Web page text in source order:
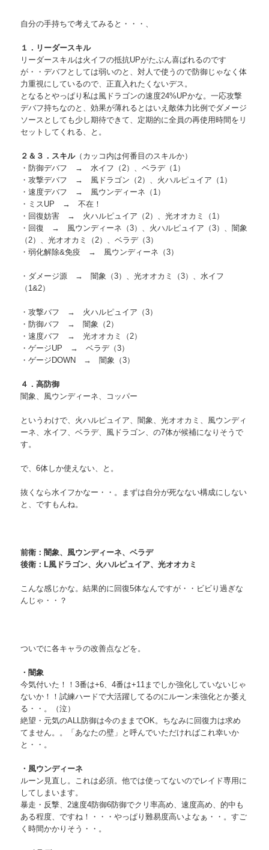
自分の手持ちで考えてみると・・・、
１．リーダースキル
リーダースキルは火イフの抵抗UPがたぶん喜ばれるのです
が・・デバフとしては弱いのと、対人で使うので防御じゃなく体
力重視にしているので、正直入れたくないデス。
となるとやっぱり私は風ドラゴンの速度24%UPかな。一応攻撃
デバフ持ちなのと、効果が薄れるとはいえ敵体力比例でダメージ
ソースとしても少し期待できて、定期的に全員の再使用時間をリ
セットしてくれる、と。
２＆３．スキル（カッコ内は何番目のスキルか）
・防御デバフ → 水イフ（2）、ベラデ（1）
・攻撃デバフ → 風ドラゴン（2）、火ハルピュイア（1）
・速度デバフ → 風ウンディーネ（1）
・ミスUP → 不在！
・回復妨害 → 火ハルピュイア（2）、光オオカミ（1）
・回復 → 風ウンディーネ（3）、火ハルピュイア（3）、闇象
（2）、光オオカミ（2）、ベラデ（3）
・弱化解除&免疫 → 風ウンディーネ（3）
・ダメージ源 → 闇象（3）、光オオカミ（3）、水イフ
（1&2）
・攻撃バフ → 火ハルピュイア（3）
・防御バフ → 闇象（2）
・速度バフ → 光オオカミ（2）
・ゲージUP → ベラデ（3）
・ゲージDOWN → 闇象（3）
４．高防御
闇象、風ウンディーネ、コッパー
というわけで、火ハルピュイア、闇象、光オオカミ、風ウンディ
ーネ、水イフ、ベラデ、風ドラゴン、の7体が候補になりそうで
す。
で、6体しか使えない、と。
抜くなら水イフかなー・・。まずは自分が死なない構成にしない
と、ですもんね。
前衛：闇象、風ウンディーネ、ベラデ
後衛：L風ドラゴン、火ハルピュイア、光オオカミ
こんな感じかな。結果的に回復5体なんですが・・ビビり過ぎな
んじゃ・・？
ついでに各キャラの改善点などを。
・闇象
今気付いた！！3番は+6、4番は+11までしか強化していないじゃ
ないか！！試練ハードで大活躍してるのにルーン未強化とか萎え
る・・。（泣）
絶望・元気のALL防御は今のままでOK。ちなみに回復力は求め
てません。。「あなたの壁」と呼んでいただければこれ幸いか
と・・。
・風ウンディーネ
ルーン見直し。これは必須。他では使ってないのでレイド専用に
してしまいます。
暴走・反撃、2速度4防御6防御でクリ率高め、速度高め、的中も
ある程度、ですね！・・・やっぱり難易度高いよなぁ・・。すご
く時間かかりそう・・。